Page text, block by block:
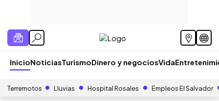
InicioNoticiasTurismoDinero y negociosVida
Terremotos Lluvias Hospital Rosales Empleos El Salvador